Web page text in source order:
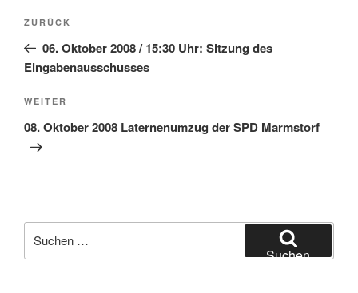
Beitragsnavigation
Vorheriger
Beitrag
ZURÜCK
06. Oktober 2008 / 15:30 Uhr: Sitzung des
Eingabenausschusses
Nächster
Beitrag
WEITER
08. Oktober 2008 Laternenumzug der SPD Marmstorf
nach:
Suchen